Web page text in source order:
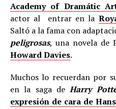
Academy of Dramátic
actor al entrar en la
Saltó a la fama con
peligrosas, una novela de
Howard Davies.
Muchos lo recuerdan por
en la saga deHarry
expresión de cara de